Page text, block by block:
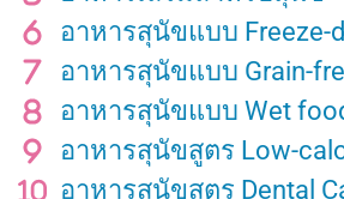
อาหารสุนัขแบบ Freeze-
อาหารสุนัขแบบ Grain-
อาหารสุนัขแบบ Wet
อาหารสุนัขสูตร Low-
อาหารสุนัขสูตร Dental